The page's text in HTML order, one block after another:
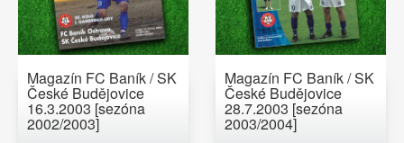
Magazín FC Baník / SK
České Budějovice
16.3.2003 [sezóna
2002/2003]
Magazín FC Baník / SK
České Budějovice
28.7.2003 [sezóna
2003/2004]